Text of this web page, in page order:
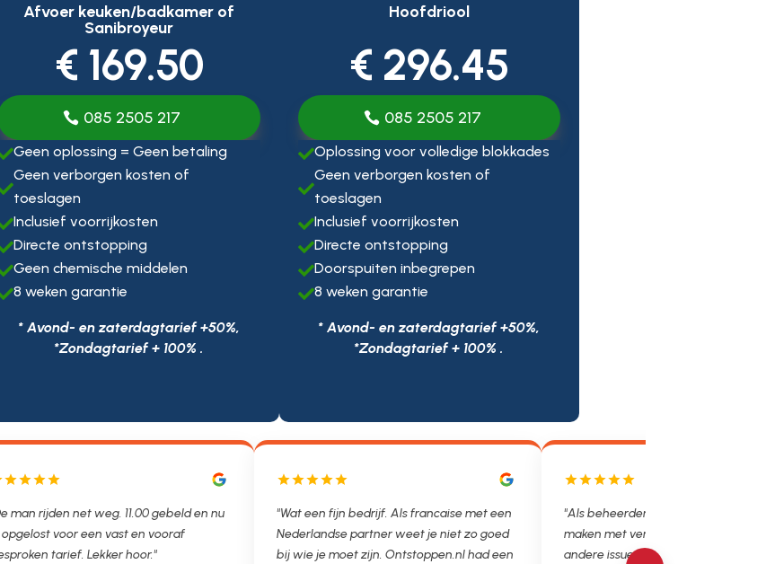
Afvoer keuken/badkamer of
Sanibroyeur
€ 169.50
085 2505 217
Geen oplossing = Geen betaling
Geen verborgen kosten of
toeslagen
Inclusief voorrijkosten
Directe ontstopping
Geen chemische middelen
8 weken garantie
* Avond- en zaterdagtarief +50%,
*Zondagtarief + 100% .
Hoofdriool
€ 296.45
085 2505 217
Oplossing voor volledige blokkades

Geen verborgen kosten of
toeslagen
Inclusief voorrijkosten
Directe ontstopping
Doorspuiten inbegrepen
8 weken garantie
* Avond- en zaterdagtarief +50%,
*Zondagtarief + 100% .
net weg. 11.00 gebeld en nu
voor een vast en vooraf
tarief. Lekker hoor."
"Wat een fijn bedrijf. Als francaise met een
Nederlandse partner weet je niet zo goed
bij wie je moet zijn. Ontstoppen.nl had een
"Als beheerder hebben we helaas vaak te
maken met verstoppingen, lekkages en
andere issues. Het is super fijn dat we op de